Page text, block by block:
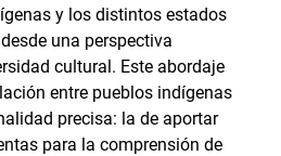
y los distintos estados
una perspectiva
cultural. Este abordaje
entre pueblos indígenas
precisa: la de aportar
para la comprensión de